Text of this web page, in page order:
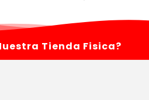
Tienda Fisica?